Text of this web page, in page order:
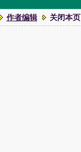
作者编辑 关闭本页